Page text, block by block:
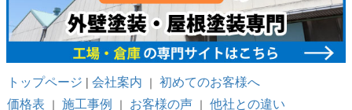
トップページ | 会社案内 ｜ 初めてのお客様へ
価格表 ｜ 施工事例 ｜ お客様の声｜ 他社との違い